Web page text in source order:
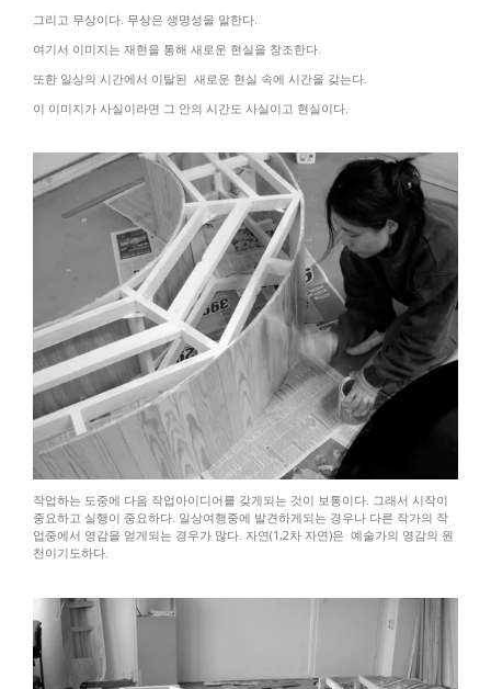
그리고 무상이다. 무상은 생명성을 말한다.
여기서 이미지는 재현을 통해 새로운 현실을 창조한다.
또한 일상의 시간에서 이탈된 새로운 현실 속에 시간을 갖는다.
이 이미지가 사실이라면 그 안의 시간도 사실이고 현실이다.
작업하는 도중에 다음 작업아이디어를 갖게되는 것이 보통이다. 그래서 시작이
중요하고 실행이 중요하다. 일상여행중에 발견하게되는 경우나 다른 작가의 작
업중에서 영감을 얻게되는 경우가 많다. 자연(1,2차 자연)은 예술가의 영감의 원
천이기도하다.